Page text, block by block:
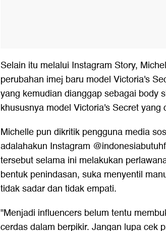
Selain itu melalui Instagram Story,
perubahan imej baru model Victoria's
yang kemudian dianggap sebagai body
khususnya model Victoria's Secretyang
Michelle pun dikritik pengguna media
adalahakun Instagram
tersebut selama ini melakukan
bentuk penindasan, suka menyentil
tidak sadar dan tidak empati.
"Menjadi influencers belum tentu
cerdas dalam berpikir. Jangan lupa cek